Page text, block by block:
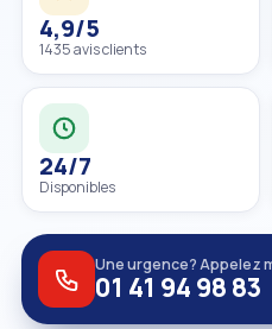
4,9/5
1435 avis clients
24/7
Disponibles
Une urgence? Appelez
01 41 94 98 83